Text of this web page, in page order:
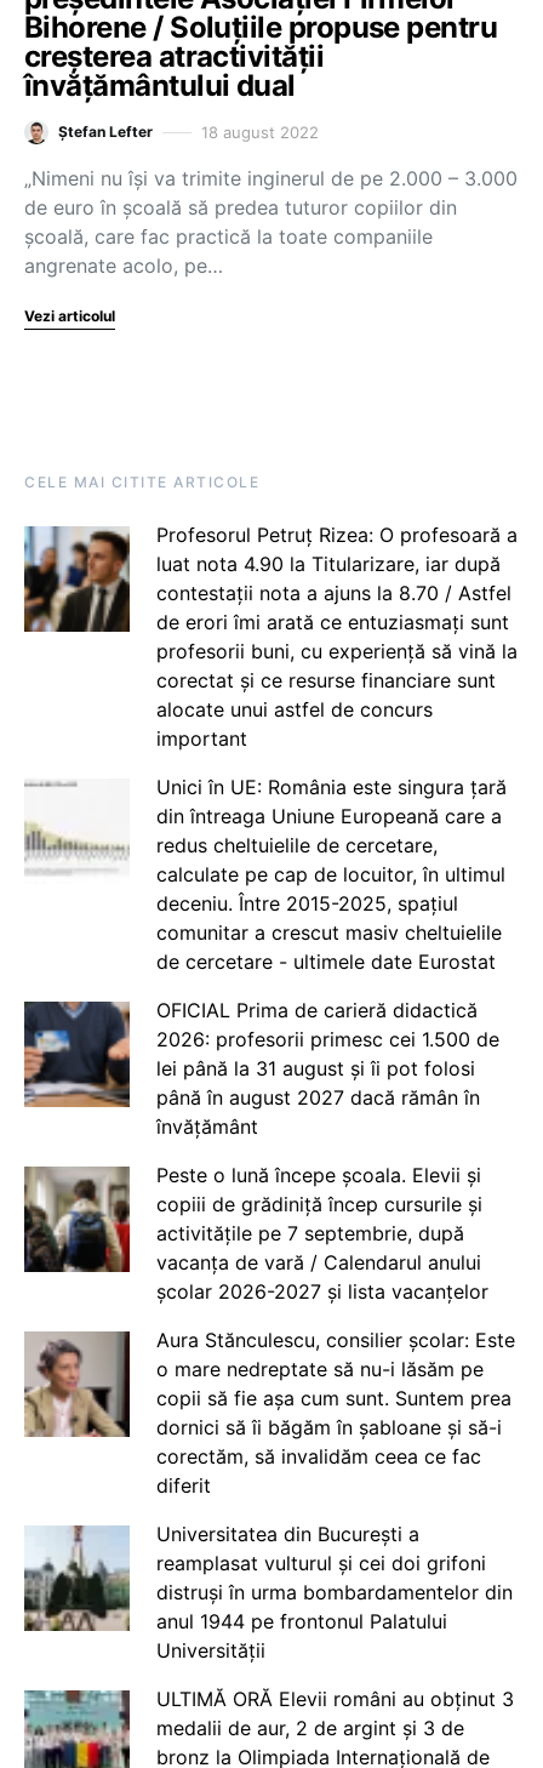
Bihorene / Soluțiile propuse pentru
creșterea atractivității
învățământului dual
Ștefan Lefter 18 august 2022
„Nimeni nu își va trimite inginerul de pe 2.000 – 3.000
de euro în școală să predea tuturor copiilor din
școală, care fac practică la toate companiile
angrenate acolo, pe…
Vezi articolul
CELE MAI CITITE ARTICOLE
Profesorul Petruț Rizea: O profesoară a
luat nota 4.90 la Titularizare, iar după
contestații nota a ajuns la 8.70 / Astfel
de erori îmi arată ce entuziasmați sunt
profesorii buni, cu experiență să vină la
corectat și ce resurse financiare sunt
alocate unui astfel de concurs
important
Unici în UE: România este singura țară
din întreaga Uniune Europeană care a
redus cheltuielile de cercetare,
calculate pe cap de locuitor, în ultimul
deceniu. Între 2015-2025, spațiul
comunitar a crescut masiv cheltuielile
de cercetare - ultimele date Eurostat
OFICIAL Prima de carieră didactică
2026: profesorii primesc cei 1.500 de
lei până la 31 august și îi pot folosi
până în august 2027 dacă rămân în
învățământ
Peste o lună începe școala. Elevii și
copiii de grădiniță încep cursurile și
activitățile pe 7 septembrie, după
vacanța de vară / Calendarul anului
școlar 2026-2027 și lista vacanțelor
Aura Stănculescu, consilier școlar: Este
o mare nedreptate să nu-i lăsăm pe
copii să fie așa cum sunt. Suntem prea
dornici să îi băgăm în șabloane și să-i
corectăm, să invalidăm ceea ce fac
diferit
Universitatea din București a
reamplasat vulturul și cei doi grifoni
distruși în urma bombardamentelor din
anul 1944 pe frontonul Palatului
Universității
ULTIMĂ ORĂ Elevii români au obținut 3
medalii de aur, 2 de argint și 3 de
bronz la Olimpiada Internațională de